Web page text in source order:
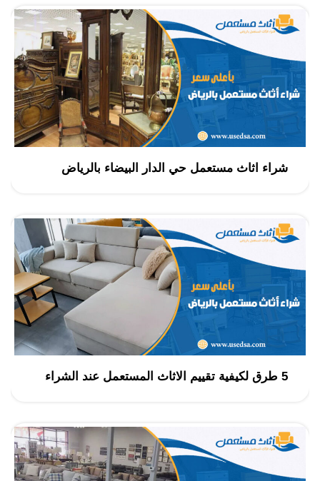
شراء اثاث مستعمل حي الدار البيضاء بالرياض
5 طرق لكيفية تقييم الاثاث المستعمل عند الشراء